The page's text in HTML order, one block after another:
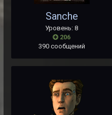
Sanche
Уровень: 8
206
390 сообщений